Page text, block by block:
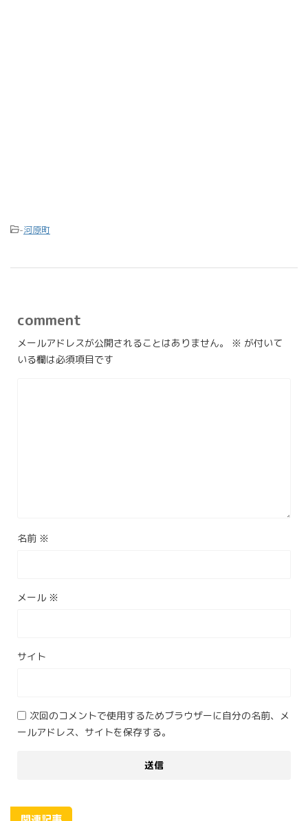
-河原町
comment
メールアドレスが公開されることはありません。 ※ が付いて
いる欄は必須項目です
名前 ※
メール ※
サイト
次回のコメントで使用するためブラウザーに自分の名前、メ
ールアドレス、サイトを保存する。